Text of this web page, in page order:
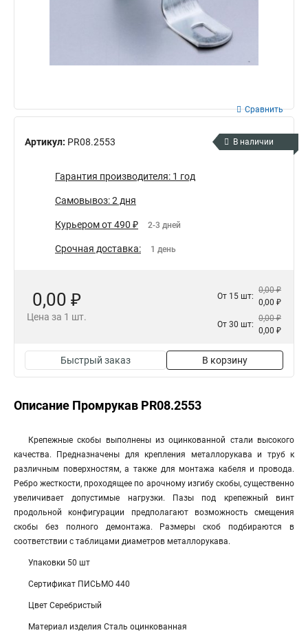
Артикул: PR08.2553
Сравнить
В наличии
Гарантия производителя: 1 год
Самовывоз: 2 дня
Курьером от 490 ₽ 2-3 дней
Срочная доставка: 1 день
0,00 ₽
Цена за 1 шт.
От 15 шт:
0,00 ₽
0,00 ₽
От 30 шт:
0,00 ₽
0,00 ₽
Быстрый заказ В корзину
Описание Промрукав PR08.2553
Крепежные скобы выполнены из оцинкованной стали высокого
качества. Предназначены для крепления металлорукава и труб к
различным поверхностям, а также для монтажа кабеля и провода.
Ребро жесткости, проходящее по арочному изгибу скобы, существенно
увеличивает допустимые нагрузки. Пазы под крепежный винт
продольной конфигурации предполагают возможность смещения
скобы без полного демонтажа. Размеры скоб подбираются в
соответствии с таблицами диаметров металлорукава.
Упаковки 50 шт
Сертификат ПИСЬМО 440
Цвет Серебристый
Материал изделия Сталь оцинкованная